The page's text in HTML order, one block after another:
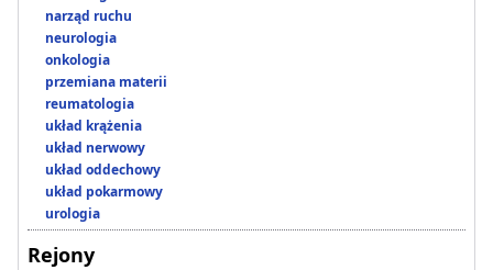
narząd ruchu
neurologia
onkologia
przemiana materii
reumatologia
układ krążenia
układ nerwowy
układ oddechowy
układ pokarmowy
urologia
Rejony